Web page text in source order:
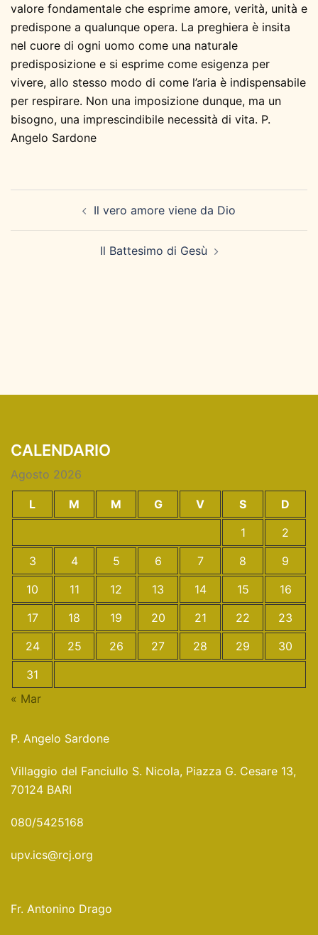
valore fondamentale che esprime amore, verità, unità e
predispone a qualunque opera. La preghiera è insita
nel cuore di ogni uomo come una naturale
predisposizione e si esprime come esigenza per
vivere, allo stesso modo di come l’aria è indispensabile
per respirare. Non una imposizione dunque, ma un
bisogno, una imprescindibile necessità di vita. P.
Angelo Sardone
Il vero amore viene da Dio
Il Battesimo di Gesù
CALENDARIO
Agosto 2026
L M M G V S
D
1
2
3
4 5 6 7 8
9
10
11 12 13 14 15
16
17
18 19 20 21 22
23
24
25 26 27 28 29
30
31
« Mar
P. Angelo Sardone
Villaggio del Fanciullo S. Nicola, Piazza G. Cesare 13,
70124 BARI
080/5425168
upv.ics@rcj.org
Fr. Antonino Drago